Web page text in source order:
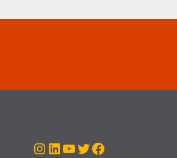
Instagram
LinkedIn
Youtube
Twitter
Facebook